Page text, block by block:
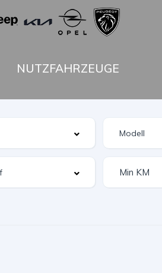
NUTZFAHRZEUGE